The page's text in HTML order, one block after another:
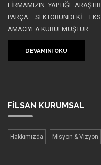
FİRMAMIZIN YAPTIĞI
PARÇA SEKTÖRÜNDEKİ
AMACIYLA KURULMUŞTUR...
DEVAMINI OKU
FİLSAN KURUMSAL
Hakkımızda Misyon & Vizyon